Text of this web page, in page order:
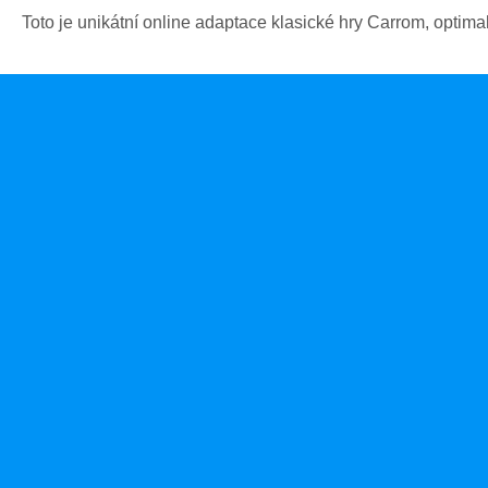
Toto je unikátní online adaptace klasické hry Carrom,